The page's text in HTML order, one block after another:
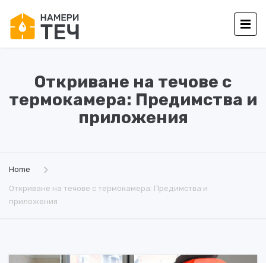
Откриване на течове с
термокамера: Предимства и
приложения
Home
Откриване на течове с термокамера: Предимства и
приложения